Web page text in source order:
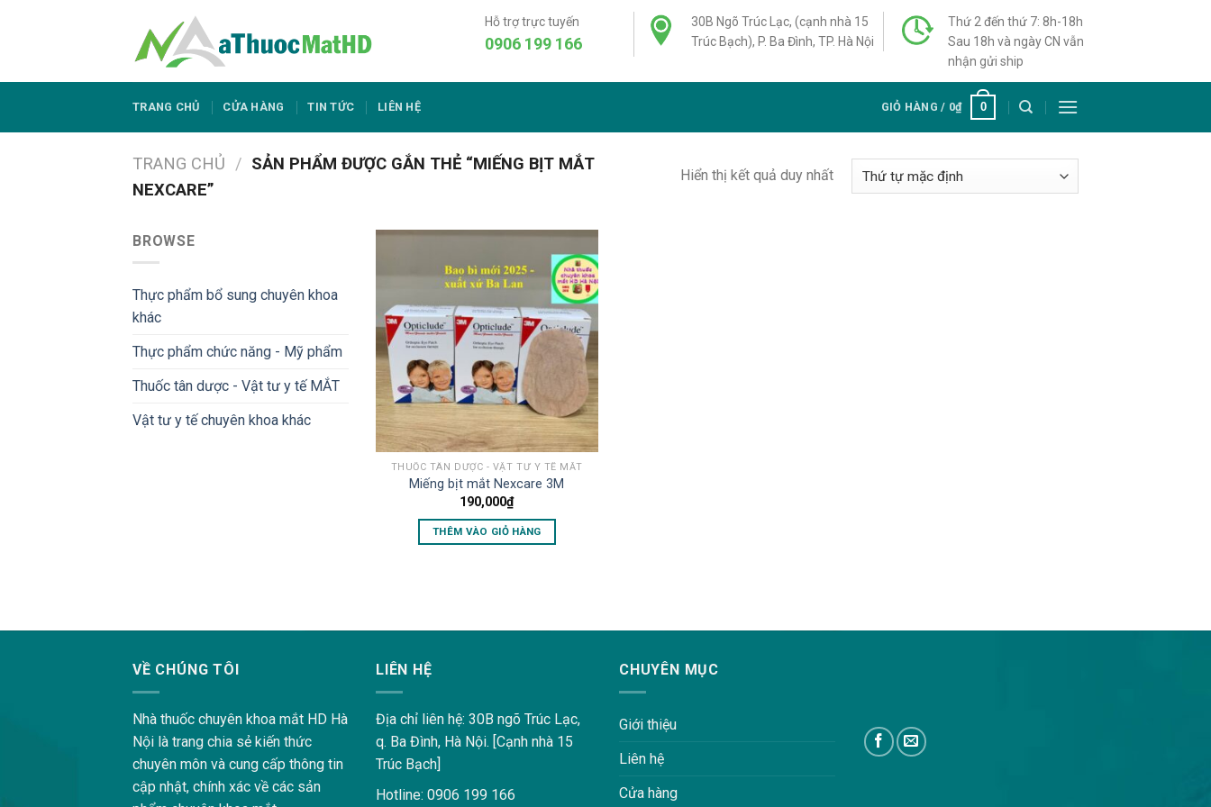
Hỗ trợ trực tuyến
0906 199 166
30B Ngõ Trúc Lạc, (cạnh nhà 15
Trúc Bạch), P. Ba Đình, TP. Hà Nội
Thứ 2 đến thứ 7: 8h-18h
Sau 18h và ngày CN vẫn
nhận gửi ship
TRANG CHỦ CỬA HÀNG TIN TỨC LIÊN HỆ GIỎ HÀNG / 0₫ 0
TRANG CHỦ / SẢN PHẨM ĐƯỢC GẮN THẺ “MIẾNG BỊT MẮT
NEXCARE”
Hiển thị kết quả duy nhất
BROWSE
Thực phẩm bổ sung chuyên khoa
khác
Thực phẩm chức năng - Mỹ phẩm
Thuốc tân dược - Vật tư y tế MẮT
Vật tư y tế chuyên khoa khác
THUỐC TÂN DƯỢC - VẬT TƯ Y TẾ MẮT
Miếng bịt mắt Nexcare 3M
190,000₫
THÊM VÀO GIỎ HÀNG
VỀ CHÚNG TÔI
Nhà thuốc chuyên khoa mắt HD Hà
Nội là trang chia sẻ kiến thức
chuyên môn và cung cấp thông tin
cập nhật, chính xác về các sản
LIÊN HỆ
Địa chỉ liên hệ: 30B ngõ Trúc Lạc,
q. Ba Đình, Hà Nội. [Cạnh nhà 15
Trúc Bạch]
Hotline: 0906 199 166
CHUYÊN MỤC
Giới thiệu
Liên hệ
Cửa hàng